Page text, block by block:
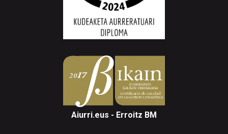
Aiurri.eus - Erroitz BM